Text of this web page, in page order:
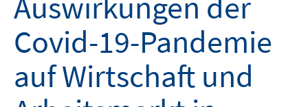
Covid-19-Pandemie
auf Wirtschaft und